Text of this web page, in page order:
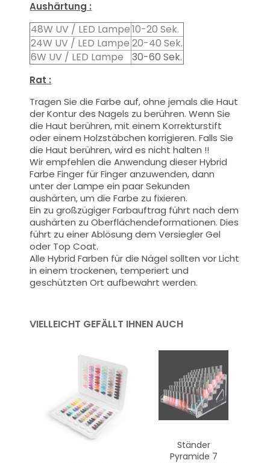
Aushärtung :
48W UV / LED Lampe10-20 Sek.
24W UV / LED Lampe 20-40 Sek.
6W UV / LED Lampe
30-60 Sek.
Rat :
Tragen Sie die Farbe auf, ohne jemals die Haut
der Kontur des Nagels zu berühren. Wenn Sie
die Haut berühren, mit einem Korrekturstift
oder einem Holzstäbchen korrigieren. Falls Sie
die Haut berühren, wird es nicht halten !!
Wir empfehlen die Anwendung dieser Hybrid
Farbe Finger für Finger anzuwenden, dann
unter der Lampe ein paar Sekunden
aushärten, um die Farbe zu fixieren.
Ein zu großzügiger Farbauftrag führt nach dem
aushärten zu Oberflächendeformationen. Dies
führt zu einer Ablösung dem Versiegler Gel
oder Top Coat.
Alle Hybrid Farben für die Nägel sollten vor Licht
in einem trockenen, temperiert und
geschützten Ort aufbewahrt werden.
VIELLEICHT GEFÄLLT IHNEN AUCH
Ständer
Pyramide 7